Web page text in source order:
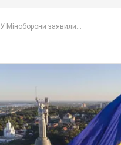
У Міноборони заявили...